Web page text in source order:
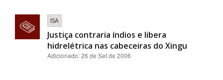
ISA
Justiça contraria índios e libera
hidrelétrica nas cabeceiras do Xingu
Adicionado: 26 de Set de 2006